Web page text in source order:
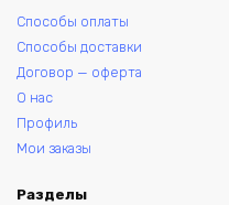
Способы оплаты
Способы доставки
Договор — оферта
О нас
Профиль
Мои заказы
Разделы